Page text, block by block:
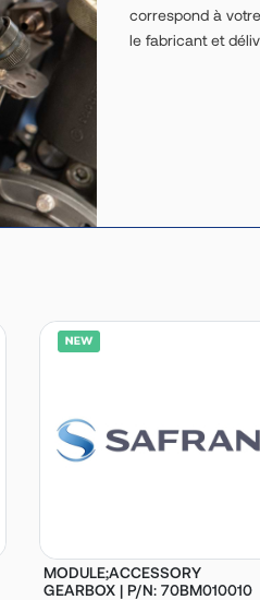
correspond à
le fabricant et
MODULE;ACCESSORY
GEARBOX | P/N: 70BM010010